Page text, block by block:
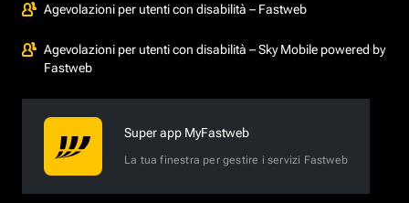
Agevolazioni per utenti con disabilità – Fastweb
Agevolazioni per utenti con disabilità – Sky Mobile powered by
Fastweb
Super app MyFastweb
La tua finestra per gestire i servizi Fastweb